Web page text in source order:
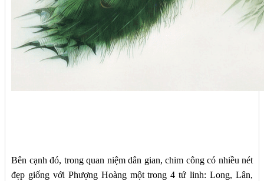
Bên cạnh đó, trong quan niệm dân gian, chim công có nhiều nét
đẹp giống với Phượng Hoàng một trong 4 tứ linh: Long, Lân,